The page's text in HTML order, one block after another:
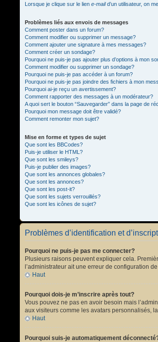
Lorsque je clique sur le lien e-maild’un utilisateur, on
Problèmes liés aux envois de messages
Comment poster dans un forum?
Comment modifier ou supprimer un message?
Comment ajouter une signature à mes messages?
Comment créer un sondage?
Pourquoi ne puis-je pas ajouter plus d’options à mon
Comment modifier ou supprimer un sondage?
Pourquoi ne puis-je pas accéder à un forum?
Pourquoi ne puis-je pas joindre des fichiers à mon
Pourquoi ai-je reçu un avertissement?
Comment rapporter des messages à un modérateur?
A quoi sert le bouton “Sauvegarder” dans la page de
Pourquoi mon message doit être validé?
Comment remonter mon sujet?
Mise en forme et types de sujet
Que sont les BBCodes?
Puis-je utiliser le HTML?
Que sont les smileys?
Puis-je publier des images?
Que sont les annonces globales?
Que sont les annonces?
Que sont les post-it?
Que sont les sujets verrouillés?
Que sont les icônes de sujet?
Problèmes d’identification et
Pourquoi ne puis-je pas me connecter?
Plusieurs raisons peuvent expliquer cela.
l’administrateur ait une erreur de configuration
Haut
Pourquoi dois-je m’inscrire après tout?
Vous pouvez ne pas en avoir besoin mais
aux visiteurs comme les avatars personnalisés,
Haut
Pourquoi suis-je automatiquement